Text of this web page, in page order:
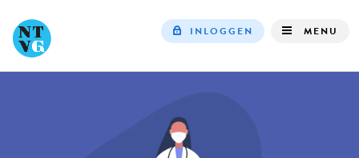
INLOGGEN MENU